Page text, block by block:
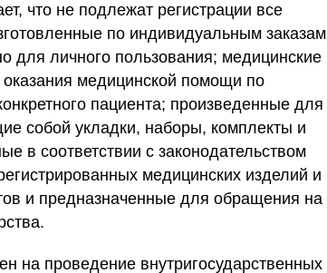
что не подлежат регистрации все
по индивидуальным заказам
для личного пользования; медицинские
медицинской помощи по
пациента; произведенные для
собой укладки, наборы, комплекты и
в соответствии с законодательством
медицинских изделий и
и предназначенные для обращения на
на проведение внутригосударственных